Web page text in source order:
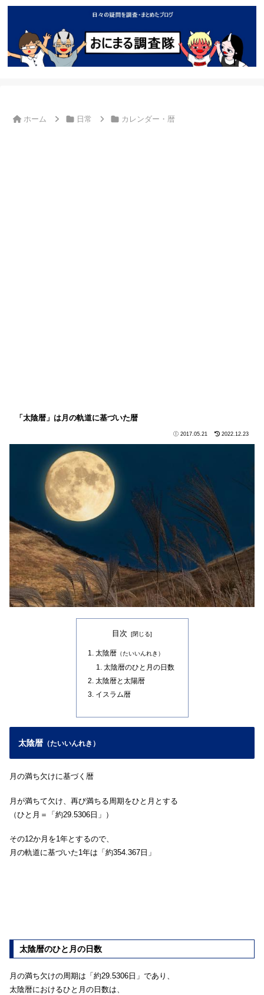
ホーム 日常 カレンダー・暦
「太陰暦」は月の軌道に基づいた暦
2017.05.21 2022.12.23
目次
太陰暦（たいいんれき）
太陰暦のひと月の日数
太陰暦と太陽暦
イスラム暦
太陰暦 （たいいんれき）
月の満ち欠けに基づく暦
月が満ちて欠け、再び満ちる周期をひと月とする
（ひと月＝「約29.5306日」）
その12か月を1年とするので、
月の軌道に基づいた1年は「約354.367日」
太陰暦のひと月の日数
月の満ち欠けの周期は「約29.5306日」であり、
太陰暦におけるひと月の日数は、